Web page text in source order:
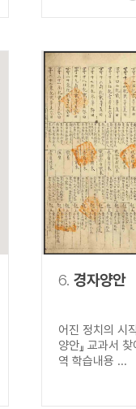
6. 경자양안
어진 정치의 시
양안』 교과서
역 학습내용 ...